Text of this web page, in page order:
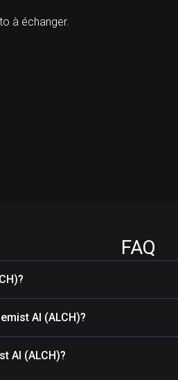
à échanger.
FAQ
AI (ALCH)?
AI (ALCH)?